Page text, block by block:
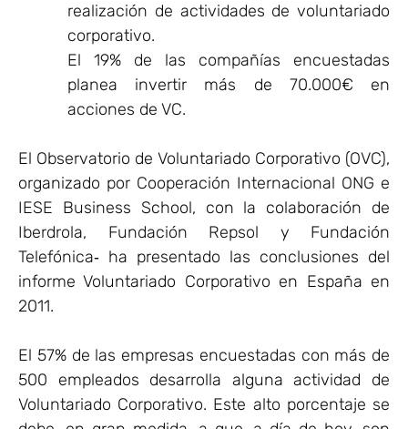
realización de actividades de voluntariado
corporativo.
El 19% de las compañías encuestadas
planea invertir más de 70.000€ en
acciones de VC.
El Observatorio de Voluntariado Corporativo (OVC),
organizado por Cooperación Internacional ONG e
IESE Business School, con la colaboración de
Iberdrola, Fundación Repsol y Fundación
Telefónica‐ ha presentado las conclusiones del
informe Voluntariado Corporativo en España en
2011.
El 57% de las empresas encuestadas con más de
500 empleados desarrolla alguna actividad de
Voluntariado Corporativo. Este alto porcentaje se